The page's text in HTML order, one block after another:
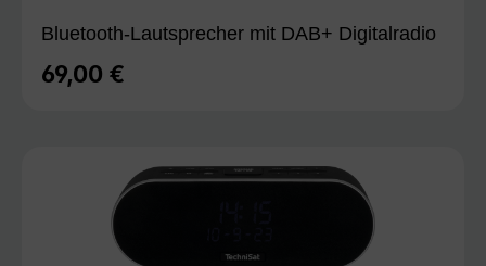
Bluetooth-Lautsprecher mit DAB+ Digitalradio
Regulärer Preis:
69,00 €